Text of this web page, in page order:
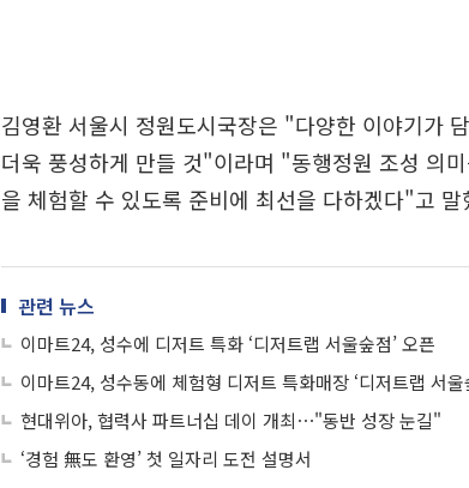
김영환 서울시 정원도시국장은 "다양한 이야기가
더욱 풍성하게 만들 것"이라며 "동행정원 조성 의
을 체험할 수 있도록 준비에 최선을 다하겠다"고 말
관련 뉴스
이마트24, 성수에 디저트 특화 ‘디저트랩 서울숲점’ 오픈
이마트24, 성수동에 체험형 디저트 특화매장 ‘디저트랩 서울
현대위아, 협력사 파트너십 데이 개최⋯"동반 성장 눈길"
‘경험 無도 환영’ 첫 일자리 도전 설명서